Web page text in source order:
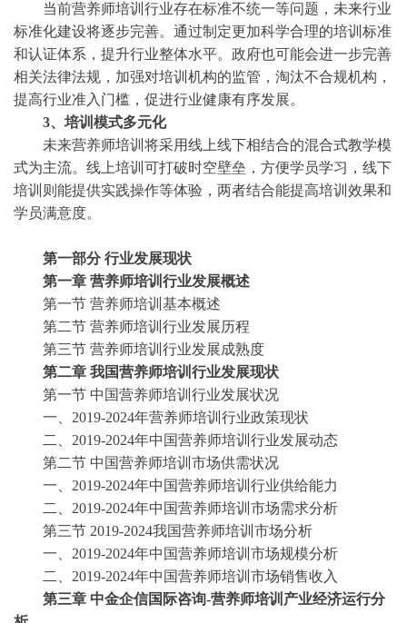
当前营养师培训行业存在标准不统一等问题，未来行业
标准化建设将逐步完善。通过制定更加科学合理的培训标准
和认证体系，提升行业整体水平。政府也可能会进一步完善
相关法律法规，加强对培训机构的监管，淘汰不合规机构，
提高行业准入门槛，促进行业健康有序发展。
3、培训模式多元化
未来营养师培训将采用线上线下相结合的混合式教学模
式为主流。线上培训可打破时空壁垒，方便学员学习，线下
培训则能提供实践操作等体验，两者结合能提高培训效果和
学员满意度。
第一部分 行业发展现状
第一章 营养师培训行业发展概述
第一节 营养师培训基本概述
第二节 营养师培训行业发展历程
第三节 营养师培训行业发展成熟度
第二章 我国营养师培训行业发展现状
第一节 中国营养师培训行业发展状况
一、 2019-2024年营养师培训行业政策现状
二、 2019-2024年中国营养师培训行业发展动态
第二节 中国营养师培训市场供需状况
一、 2019-2024年中国营养师培训行业供给能力
二、 2019-2024年中国营养师培训市场需求分析
第三节 2019-2024我国营养师培训市场分析
一、 2019-2024年中国营养师培训市场规模分析
二、 2019-2024年中国营养师培训市场销售收入
第三章 中金企信国际咨询-营养师培训产业经济运行分